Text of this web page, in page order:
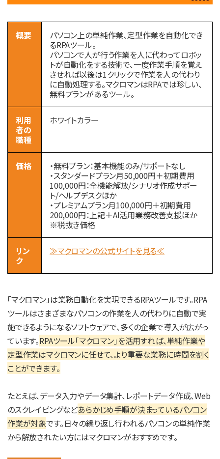
概要
パソコン上の単純作業、定型作業を自動化でき
るRPAツール。
パソコンで人が行う作業を人に代わってロボッ
トが自動化をする技術で、一度作業手順を覚え
させれば以後は1クリックで作業を人の代わり
に自動処理する。マクロマンはRPAでは珍しい、
無料プランがあるツール。
利用
者の
職種
ホワイトカラー
価格
・無料プラン：基本機能のみ/サポートなし
・スタンダードプラン月50,000円＋初期費用
100,000円：全機能解放/シナリオ作成サポー
ト/ヘルプデスクほか
・プレミアムプラン月100,000円＋初期費用
200,000円：上記＋AI活用業務改善支援ほか
※税抜き価格
リン
ク
≫マクロマンの公式サイトを見る≪
「マクロマン」は業務自動化を実現できるRPAツールです。RPA
ツールはさまざまなパソコンの作業を人の代わりに自動で実
施できるようになるソフトウェアで、多くの企業で導入が広がっ
ています。RPAツール「マクロマン」を活用すれば、単純作業や
定型作業はマクロマンに任せて、より重要な業務に時間を割く
ことができます。
たとえば、データ入力やデータ集計、レポートデータ作成、Web
のスクレイピングなどあらかじめ手順が決まっているパソコン
作業が対象です。日々の繰り返し行われるパソコンの単純作業
から解放されたい方にはマクロマンがおすすめです。